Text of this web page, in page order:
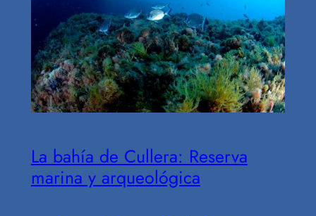
La bahía de Cullera: Reserva
marina y arqueológica